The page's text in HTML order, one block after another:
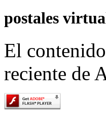
postales
El
reciente de